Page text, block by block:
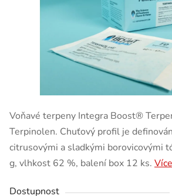
Voňavé terpeny Integra Boost®
Terpinolen. Chuťový profil je
citrusovými a sladkými borovicovými
g, vlhkost 62 %, balení box 12 ks.
Dostupnost